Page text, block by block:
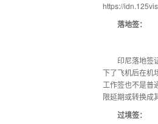
https://
落地签：
印尼落地签
下了飞机后在机
工作签也不是普
限延期或转换成
过境签：